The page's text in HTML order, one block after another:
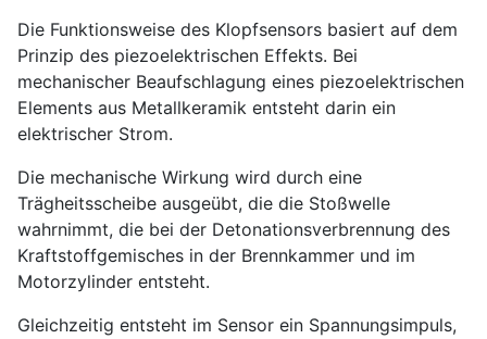
Die Funktionsweise des Klopfsensors basiert auf dem
Prinzip des piezoelektrischen Effekts. Bei
mechanischer Beaufschlagung eines piezoelektrischen
Elements aus Metallkeramik entsteht darin ein
elektrischer Strom.
Die mechanische Wirkung wird durch eine
Trägheitsscheibe ausgeübt, die die Stoßwelle
wahrnimmt, die bei der Detonationsverbrennung des
Kraftstoffgemisches in der Brennkammer und im
Motorzylinder entsteht.
Gleichzeitig entsteht im Sensor ein Spannungsimpuls,